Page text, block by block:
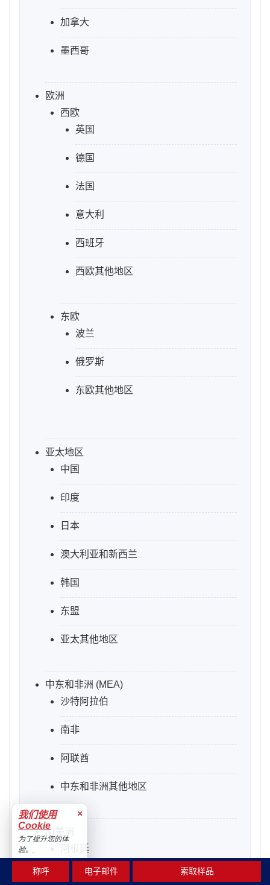
加拿大
墨西哥
欧洲
西欧
英国
德国
法国
意大利
西班牙
西欧其他地区
东欧
波兰
俄罗斯
东欧其他地区
亚太地区
中国
印度
日本
澳大利亚和新西兰
韩国
东盟
亚太其他地区
中东和非洲 (MEA)
沙特阿拉伯
南非
阿联酋
中东和非洲其他地区
南美洲
阿根廷
称呼 电子邮件 索取样品
我们使用
Cookie
×
为了提升您的体
验。.
接受